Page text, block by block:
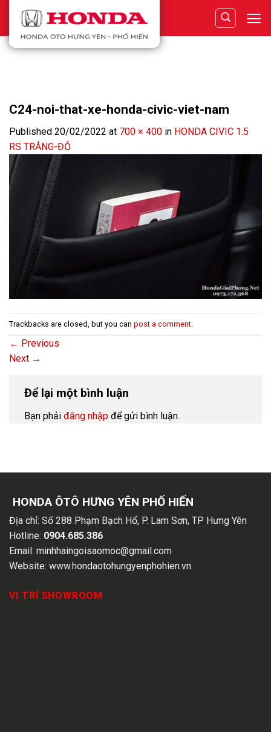
content
C24-noi-that-xe-honda-civic-viet-nam
Published 20/02/2022 at 700 × 400 in HONDA CIVIC 1.5
RS TRẮNG-ĐỎ
Trackbacks are closed, but you can post a comment
← Previous
Next →
Để lại một bình luận
Bạn phải đăng nhập để gửi bình luận.
HONDA ÔTÔ HƯNG YÊN PHỐ HIẾN
Địa chỉ: Số 288 Phạm Bạch Hổ, P. Lam Sơn, TP Hưng Yên
Hotline: 0904.685.386
Email: minhhaingoisaomoc@gmail.com
Website: www.hondaotohungyenphohien.vn
VỊ TRÍ SHOWROOM